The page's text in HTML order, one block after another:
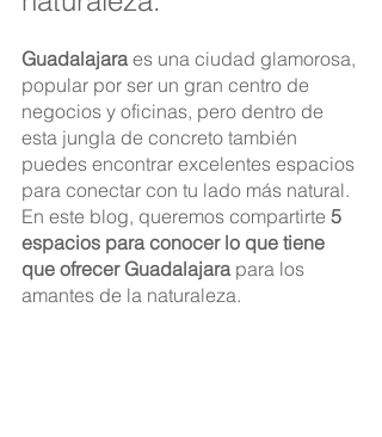
Guadalajara es una ciudad glamorosa,
popular por ser un gran centro de
negocios y oficinas, pero dentro de
esta jungla de concreto también
puedes encontrar excelentes espacios
para conectar con tu lado más natural.
En este blog, queremos compartirte 5
espacios para conocer lo que tiene
que ofrecer Guadalajara para los
amantes de la naturaleza.